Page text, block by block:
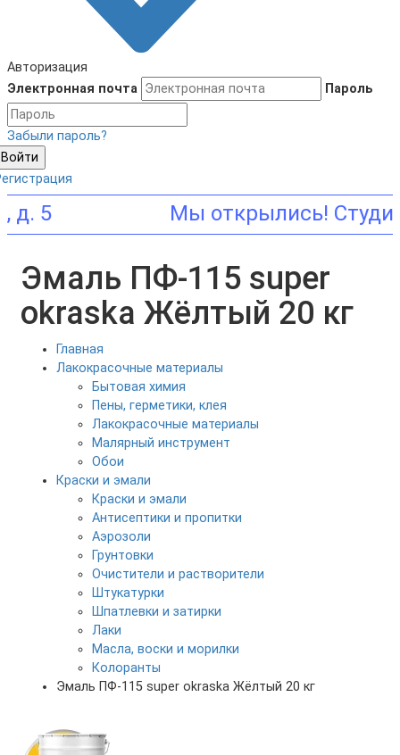
Авторизация
Электронная почта
Пароль
Забыли пароль?
Войти
Эмаль ПФ-115 super
okraska Жёлтый 20 кг
Главная
Лакокрасочные материалы
Бытовая химия
Пены, герметики, клея
Лакокрасочные материалы
Малярный инструмент
Обои
Краски и эмали
Краски и эмали
Антисептики и пропитки
Аэрозоли
Грунтовки
Очистители и растворители
Штукатурки
Шпатлевки и затирки
Лаки
Масла, воски и морилки
Колоранты
Эмаль ПФ-115 super okraska Жёлтый 20 кг